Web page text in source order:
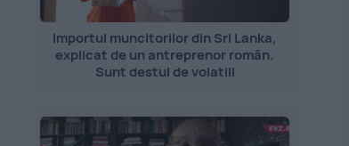
Importul muncitorilor din Sri Lanka,
explicat de un antreprenor român.
Sunt destul de volatili